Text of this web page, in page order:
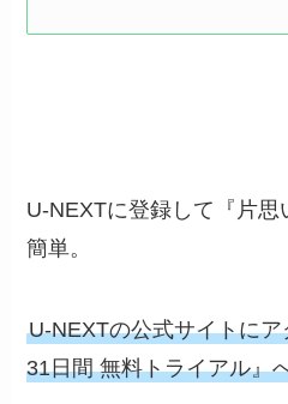
U-NEXTに登録して『片思
簡単。
U-NEXTの公式サイトに
31日間 無料トライアル』